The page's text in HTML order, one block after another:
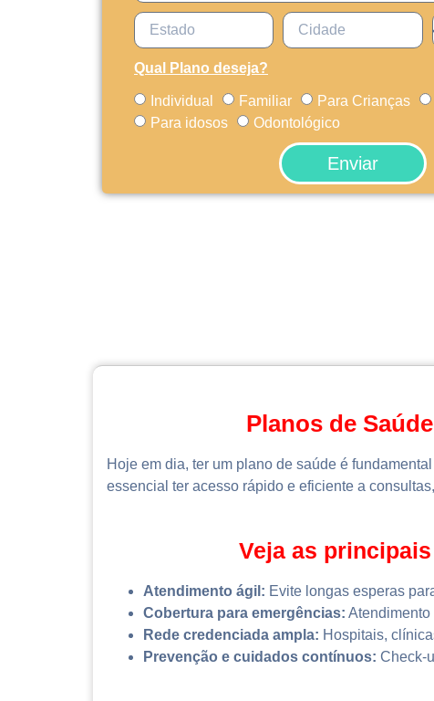
Qual Plano deseja?
Individual Familiar Para Crianças
Para idosos
Odontológico
Enviar
Planos de
Hoje em dia, ter um plano de saúde é
essencial ter acesso rápido e eficiente a
Veja as
Atendimento ágil: Evite longas esperas
Cobertura para emergências: Atendimento
Rede credenciada ampla: Hospitais,
Prevenção e cuidados contínuos: Check-